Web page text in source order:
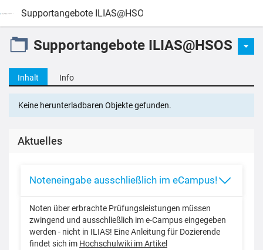
Supportangebote ILIAS@HSOS
Supportangebote ILIAS@HSOS
Inhalt Info
Keine herunterladbaren Objekte gefunden.
Aktuelles
Noteneingabe ausschließlich im eCampus!
Noten über erbrachte Prüfungsleistungen müssen
zwingend und ausschließlich im e-Campus eingegeben
werden - nicht in ILIAS! Eine Anleitung für Dozierende
findet sich im Hochschulwiki im Artikel